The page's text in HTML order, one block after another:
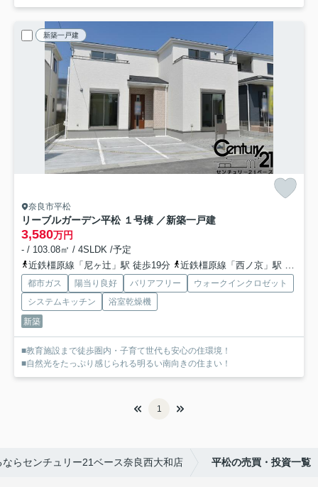
新築一戸建
奈良市平松
リーブルガーデン平松 １号棟 ／新築一戸建
3,580万円
- / 103.08㎡ / 4SLDK /予定
近鉄橿原線「尼ヶ辻」駅 徒歩19分
近鉄橿原線「西ノ京」駅 徒歩18分
都市ガス 陽当り良好 バリアフリー
ウォークインクロゼット
システムキッチン
浴室乾燥機
新築
■教育施設まで徒歩圏内・子育て世代も安心の住環境！
■自然光をたっぷり感じられる明るい南向きの住まい！
1
らセンチュリー21ベース奈良西大和店 平松の売買・投資一覧